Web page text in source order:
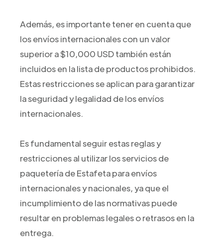
Además, es importante tener en cuenta que
los envíos internacionales con un valor
superior a $10,000 USD también están
incluidos en la lista de productos prohibidos.
Estas restricciones se aplican para garantizar
la seguridad y legalidad de los envíos
internacionales.
Es fundamental seguir estas reglas y
restricciones al utilizar los servicios de
paquetería de Estafeta para envíos
internacionales y nacionales, ya que el
incumplimiento de las normativas puede
resultar en problemas legales o retrasos en la
entrega.